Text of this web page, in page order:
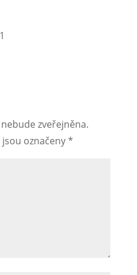
zveřejněna.
označeny*